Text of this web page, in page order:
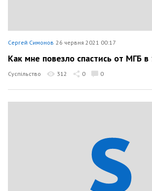
Сергей Симонов 26 червня 2021 00:17
Как мне повезло спастись от МГБ в
Суспільство 312 0 0